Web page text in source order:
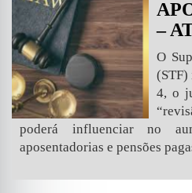
–
O
(STF)
4, o
poderá influenciar no
aposentadorias e pensões